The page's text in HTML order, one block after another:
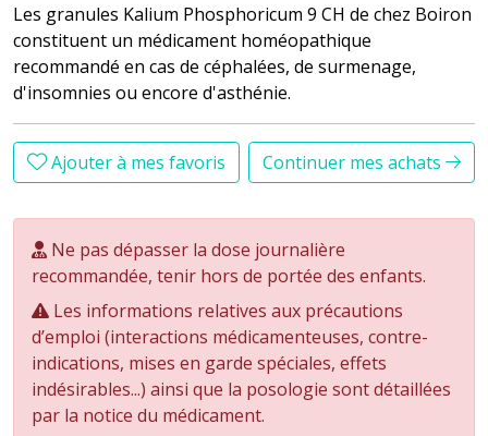
Les granules Kalium Phosphoricum 9 CH de chez Boiron
constituent un médicament homéopathique
recommandé en cas de céphalées, de surmenage,
d'insomnies ou encore d'asthénie.
Ajouter à mes favoris Continuer mes achats
Ne pas dépasser la dose journalière
recommandée, tenir hors de portée des enfants.
Les informations relatives aux précautions
d’emploi (interactions médicamenteuses, contre-
indications, mises en garde spéciales, effets
indésirables...) ainsi que la posologie sont détaillées
par la notice du médicament.